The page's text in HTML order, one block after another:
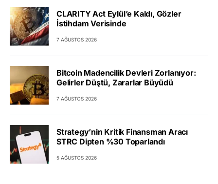
CLARITY Act Eylül’e Kaldı, Gözler
İstihdam Verisinde
7 AĞUSTOS 2026
Bitcoin Madencilik Devleri Zorlanıyor:
Gelirler Düştü, Zararlar Büyüdü
7 AĞUSTOS 2026
Strategy’nin Kritik Finansman Aracı
STRC Dipten %30 Toparlandı
5 AĞUSTOS 2026